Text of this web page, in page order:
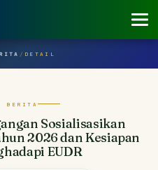
/ DETAIL
BERITA
Sosialisasikan
2026 dan Kesiapan
EUDR